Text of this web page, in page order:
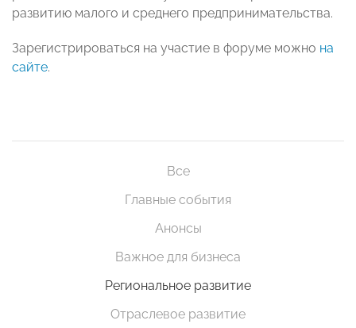
развитию малого и среднего предпринимательства.
Зарегистрироваться на участие в форуме можно на
сайте.
Все
Главные события
Анонсы
Важное для бизнеса
Региональное развитие
Отраслевое развитие